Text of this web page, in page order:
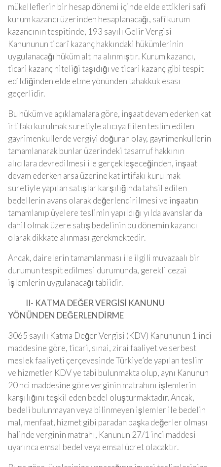
mükelleflerin bir hesap dönemi içinde elde ettikleri safî
kurum kazancı üzerinden hesaplanacağı, safî kurum
kazancının tespitinde, 193 sayılı Gelir Vergisi
Kanununun ticarî kazanç hakkındaki hükümlerinin
uygulanacağı hüküm altına alınmıştır. Kurum kazancı,
ticari kazanç niteliği taşıdığı ve ticari kazanç gibi tespit
edildiğinden elde etme yönünden tahakkuk esası
geçerlidir.
Bu hüküm ve açıklamalara göre, inşaat devam ederken kat
irtifakı kurulmak suretiyle alıcıya fiilen teslim edilen
gayrimenkullerde vergiyi doğuran olay, gayrimenkullerin
tamamlanarak bunlar üzerindeki tasarruf hakkının
alıcılara devredilmesi ile gerçekleşeceğinden, inşaat
devam ederken arsa üzerine kat irtifakı kurulmak
suretiyle yapılan satışlar karşılığında tahsil edilen
bedellerin avans olarak değerlendirilmesi ve inşaatın
tamamlanıp üyelere teslimin yapıldığı yılda avanslar da
dahil olmak üzere satış bedelinin bu dönemin kazancı
olarak dikkate alınması gerekmektedir.
Ancak, dairelerin tamamlanması ile ilgili muvazaalı bir
durumun tespit edilmesi durumunda, gerekli cezai
işlemlerin uygulanacağı tabiidir.
II- KATMA DEĞER VERGİSİ KANUNU
YÖNÜNDEN DEĞERLENDİRME
3065 sayılı Katma Değer Vergisi (KDV) Kanununun 1 inci
maddesine göre, ticari, sınai, zirai faaliyet ve serbest
meslek faaliyeti çerçevesinde Türkiye’de yapılan teslim
ve hizmetler KDV ye tabi bulunmakta olup, aynı Kanunun
20 nci maddesine göre verginin matrahını işlemlerin
karşılığını teşkil eden bedel oluşturmaktadır. Ancak,
bedeli bulunmayan veya bilinmeyen işlemler ile bedelin
mal, menfaat, hizmet gibi paradan başka değerler olması
halinde verginin matrahı, Kanunun 27/1 inci maddesi
uyarınca emsal bedel veya emsal ücret olacaktır.